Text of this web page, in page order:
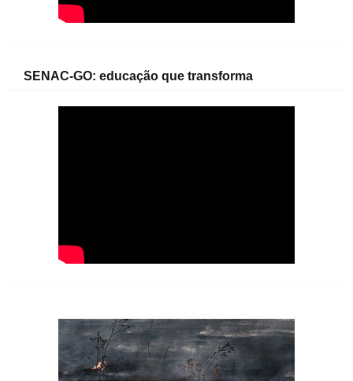
SENAC-GO: educação que transforma